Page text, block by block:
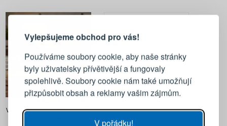
Vylepšujeme obchod pro vás!
Používáme soubory cookie, aby naše stránky
byly uživatelsky přívětivější a fungovaly
spolehlivě. Soubory cookie nám také umožňují
přizpůsobit obsah a reklamy vašim zájmům.
V pořádku!
3 837 Kč
Vidlička na maso délka 16 cm
Pokaż wszystkie
Přihlaste se ke svému účtu
Emailová adresa